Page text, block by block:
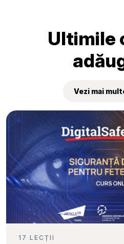
Ultimile
Vezi mai
17 LECȚII